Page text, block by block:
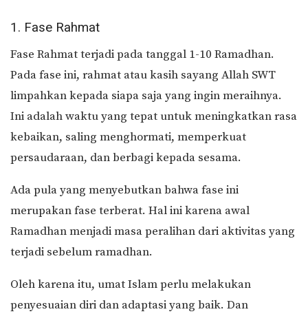
1. Fase Rahmat
Fase Rahmat terjadi pada tanggal 1-10 Ramadhan.
Pada fase ini, rahmat atau kasih sayang Allah SWT
limpahkan kepada siapa saja yang ingin meraihnya.
Ini adalah waktu yang tepat untuk meningkatkan rasa
kebaikan, saling menghormati, memperkuat
persaudaraan, dan berbagi kepada sesama.
Ada pula yang menyebutkan bahwa fase ini
merupakan fase terberat. Hal ini karena awal
Ramadhan menjadi masa peralihan dari aktivitas yang
terjadi sebelum ramadhan.
Oleh karena itu, umat Islam perlu melakukan
penyesuaian diri dan adaptasi yang baik. Dan